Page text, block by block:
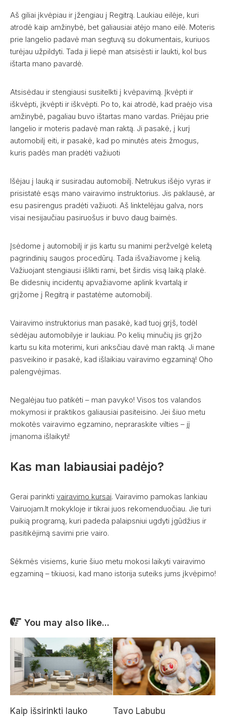
Aš giliai įkvėpiau ir įžengiau į Regitrą. Laukiau eilėje, kuri
atrodė kaip amžinybė, bet galiausiai atėjo mano eilė. Moteris
prie langelio padavė man segtuvą su dokumentais, kuriuos
turėjau užpildyti. Tada ji liepė man atsisėsti ir laukti, kol bus
ištarta mano pavardė.
Atsisėdau ir stengiausi susitelkti į kvėpavimą. Įkvėpti ir
iškvėpti, įkvėpti ir iškvėpti. Po to, kai atrodė, kad praėjo visa
amžinybė, pagaliau buvo ištartas mano vardas. Priėjau prie
langelio ir moteris padavė man raktą. Ji pasakė, į kurį
automobilį eiti, ir pasakė, kad po minutės ateis žmogus,
kuris padės man pradėti važiuoti
Išėjau į lauką ir susiradau automobilį. Netrukus išėjo vyras ir
prisistatė esąs mano vairavimo instruktorius. Jis paklausė, ar
esu pasirengus pradėti važiuoti. Aš linktelėjau galva, nors
visai nesijaučiau pasiruošus ir buvo daug baimės.
Įsėdome į automobilį ir jis kartu su manimi peržvelgė keletą
pagrindinių saugos procedūrų. Tada išvažiavome į kelią.
Važiuojant stengiausi išlikti rami, bet širdis visą laiką plakė.
Be didesnių incidentų apvažiavome aplink kvartalą ir
grįžome į Regitrą ir pastatėme automobilį.
Vairavimo instruktorius man pasakė, kad tuoj grįš, todėl
sėdėjau automobilyje ir laukiau. Po kelių minučių jis grįžo
kartu su kita moterimi, kuri anksčiau davė man raktą. Ji mane
pasveikino ir pasakė, kad išlaikiau vairavimo egzaminą! Oho
palengvėjimas.
Negalėjau tuo patikėti – man pavyko! Visos tos valandos
mokymosi ir praktikos galiausiai pasiteisino. Jei šiuo metu
mokotės vairavimo egzamino, nepraraskite vilties – jį
įmanoma išlaikyti!
Kas man labiausiai padėjo?
Gerai parinkti vairavimo kursai. Vairavimo pamokas lankiau
Vairuojam.lt mokykloje ir tikrai juos rekomenduočiau. Jie turi
puikią programą, kuri padeda palaipsniui ugdyti įgūdžius ir
pasitikėjimą savimi prie vairo.
Sėkmės visiems, kurie šiuo metu mokosi laikyti vairavimo
egzaminą – tikiuosi, kad mano istorija suteiks jums įkvėpimo!
You may also like...
Kaip išsirinkti lauko
Tavo Labubu